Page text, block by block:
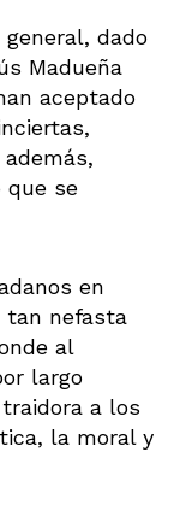
dado
Madueña
aceptado
que se
en
tan nefasta
al
largo
a los
la moral y